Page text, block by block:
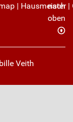
| Hausmeister|
nach
oben
Veith